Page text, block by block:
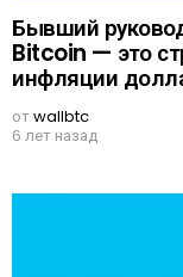
Бывший
Bitcoin — это
инфляции
отwallbtc
6 лет назад